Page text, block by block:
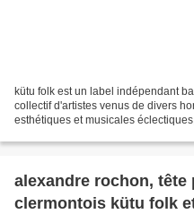
kütu folk est un label indépendant
collectif d'artistes venus de divers
esthétiques et musicales
alexandre rochon, tête
clermontois kütu folk